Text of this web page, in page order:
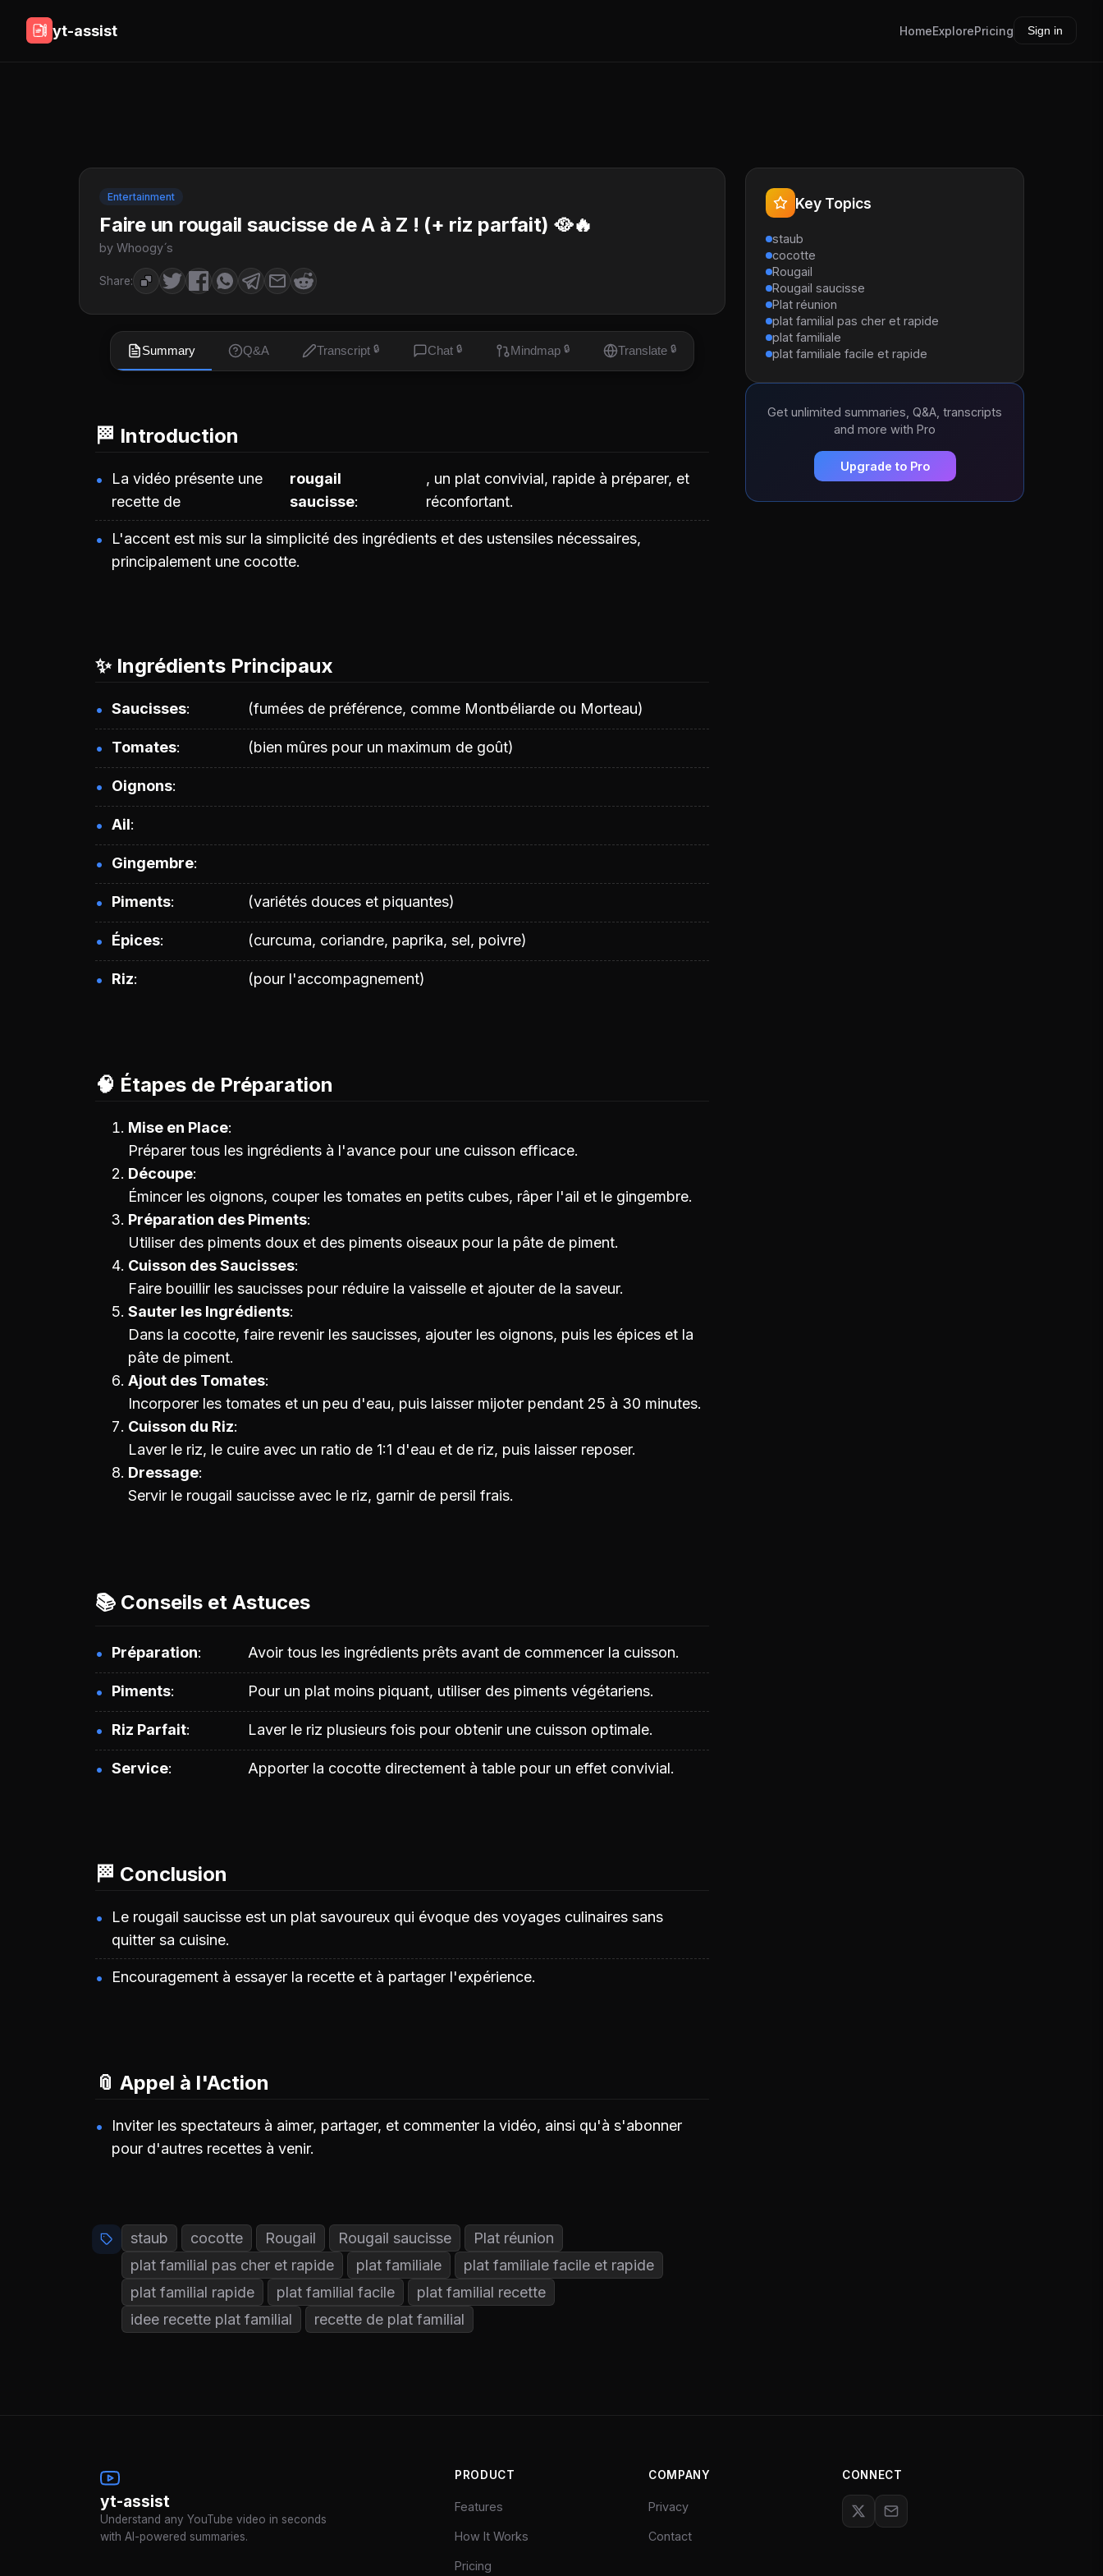
yt-assist HomeExplorePricing Sign in
Entertainment
Faire un rougail saucisse de A à Z ! (+ riz parfait) 🥘🔥
by Whoogy ́s
Share:
Summary Q&A Transcript 🔒 Chat 🔒 Mindmap 🔒 Translate 🔒
🏁 Introduction
La vidéo présente une
recette de
rougail
saucisse
, un plat convivial, rapide à préparer, et
réconfortant.
L'accent est mis sur la simplicité des ingrédients et des ustensiles nécessaires,
principalement une cocotte.
✨ Ingrédients Principaux
Saucisses (fumées de préférence, comme Montbéliarde ou Morteau)
Tomates (bien mûres pour un maximum de goût)
Oignons
Ail
Gingembre
Piments (variétés douces et piquantes)
Épices (curcuma, coriandre, paprika, sel, poivre)
Riz (pour l'accompagnement)
🧠 Étapes de Préparation
Mise en Place
Préparer tous les ingrédients à l'avance pour une cuisson efficace.
Découpe
Émincer les oignons, couper les tomates en petits cubes, râper l'ail et le gingembre.
Préparation des Piments
Utiliser des piments doux et des piments oiseaux pour la pâte de piment.
Cuisson des Saucisses
Faire bouillir les saucisses pour réduire la vaisselle et ajouter de la saveur.
Sauter les Ingrédients
Dans la cocotte, faire revenir les saucisses, ajouter les oignons, puis les épices et la
pâte de piment.
Ajout des Tomates
Incorporer les tomates et un peu d'eau, puis laisser mijoter pendant 25 à 30 minutes.
Cuisson du Riz
Laver le riz, le cuire avec un ratio de 1:1 d'eau et de riz, puis laisser reposer.
Dressage
Servir le rougail saucisse avec le riz, garnir de persil frais.
📚 Conseils et Astuces
Préparation Avoir tous les ingrédients prêts avant de commencer la cuisson.
Piments Pour un plat moins piquant, utiliser des piments végétariens.
Riz Parfait Laver le riz plusieurs fois pour obtenir une cuisson optimale.
Service Apporter la cocotte directement à table pour un effet convivial.
🏁 Conclusion
Le rougail saucisse est un plat savoureux qui évoque des voyages culinaires sans
quitter sa cuisine.
Encouragement à essayer la recette et à partager l'expérience.
📎 Appel à l'Action
Inviter les spectateurs à aimer, partager, et commenter la vidéo, ainsi qu'à s'abonner
pour d'autres recettes à venir.
staub cocotte Rougail Rougail saucisse
Plat réunion
plat familial pas cher et rapide
plat familiale
plat familiale facile et rapide
plat familial rapide
plat familial facile
plat familial recette
idee recette plat familial
recette de plat familial
Key Topics
staub
cocotte
Rougail
Rougail saucisse
Plat réunion
plat familial pas cher et rapide
plat familiale
plat familiale facile et rapide
Get unlimited summaries, Q&A, transcripts
and more with Pro
Upgrade to Pro
yt-assist
Understand any YouTube video in seconds
with AI-powered summaries.
PRODUCT
Features
How It Works
Pricing
COMPANY
Privacy
Contact
CONNECT